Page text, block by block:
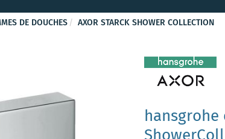
DE DOUCHES AXOR STARCK SHOWER COLLECTION